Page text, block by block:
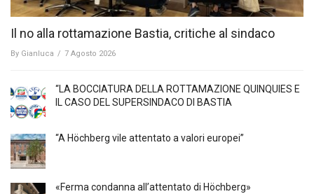
Il no alla rottamazione Bastia, critiche al sindaco
By Gianluca / 7 Agosto 2026
“LA BOCCIATURA DELLA ROTTAMAZIONE QUINQUIES E
IL CASO DEL SUPERSINDACO DI BASTIA
“A Höchberg vile attentato a valori europei”
«Ferma condanna all’attentato di Höchberg»